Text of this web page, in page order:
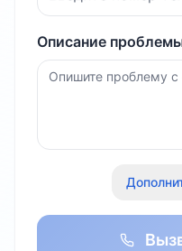
Описание